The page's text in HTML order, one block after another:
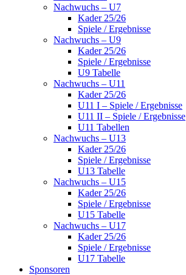
Nachwuchs – U7
Kader 25/26
Spiele / Ergebnisse
Nachwuchs – U9
Kader 25/26
Spiele / Ergebnisse
U9 Tabelle
Nachwuchs – U11
Kader 25/26
U11 I – Spiele / Ergebnisse
U11 II – Spiele / Ergebnisse
U11 Tabellen
Nachwuchs – U13
Kader 25/26
Spiele / Ergebnisse
U13 Tabelle
Nachwuchs – U15
Kader 25/26
Spiele / Ergebnisse
U15 Tabelle
Nachwuchs – U17
Kader 25/26
Spiele / Ergebnisse
U17 Tabelle
Sponsoren